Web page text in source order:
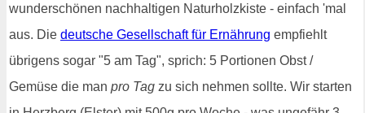
wunderschönen nachhaltigen Naturholzkiste - einfach 'mal
aus. Die deutsche Gesellschaft für Ernährung empfiehlt
übrigens sogar "5 am Tag", sprich: 5 Portionen Obst /
Gemüse die man pro Tag zu sich nehmen sollte. Wir starten